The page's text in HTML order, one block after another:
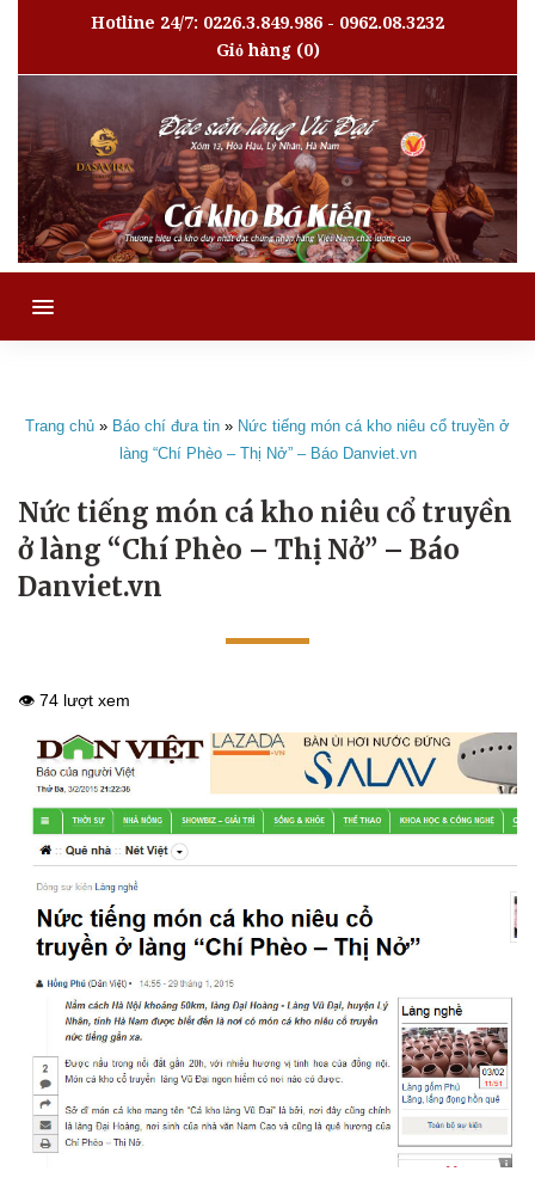
Hotline 24/7: 0226.3.849.986 - 0962.08.3232
Giỏ hàng(0)
MENU
Trang chủ » Báo chí đưa tin » Nức tiếng món cá kho niêu cổ truyền ở
làng “Chí Phèo – Thị Nở” – Báo Danviet.vn
Nức tiếng món cá kho niêu cổ truyền
ở làng “Chí Phèo – Thị Nở” – Báo
Danviet.vn
👁️ 74 lượt xem